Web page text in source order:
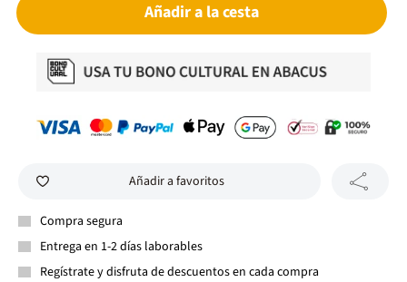
Añadir a la cesta
Añadir a favoritos
Compra segura
Entrega en 1-2 días laborables
Regístrate y disfruta de descuentos en cada compra